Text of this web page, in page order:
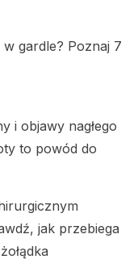
gardle? Poznaj 7
i objawy nagłego
to powód do
jak przebiega